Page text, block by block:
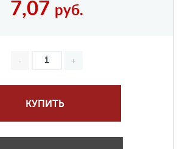
7,07 руб.
КУПИТЬ